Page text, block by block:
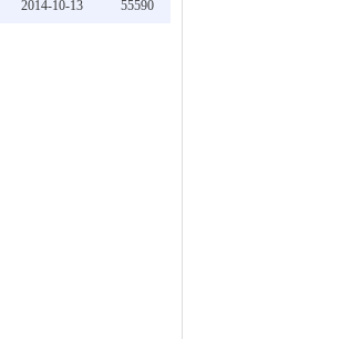
2014-10-13 55590